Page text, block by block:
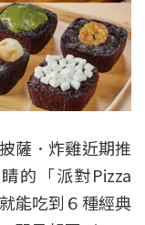
薩．炸雞近期推
的「派對Pizza
能吃到６種經典